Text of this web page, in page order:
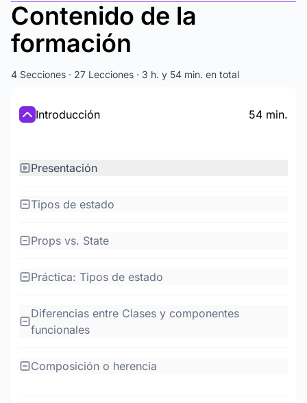
Contenido de la
formación
4 Secciones · 27 Lecciones · 3 h. y 54 min. en total
Introducción 54 min.
Presentación
Tipos de estado
Props vs. State
Práctica: Tipos de estado
Diferencias entre Clases y componentes
funcionales
Composición o herencia